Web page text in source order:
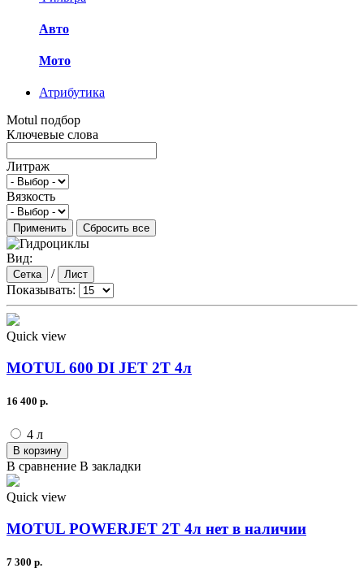
Авто
Мото
Атрибутика
Motul подбор
Ключевые слова
Литраж
Вязкость
Вид:
Сетка / Лист
Показывать:
Quick view
MOTUL 600 DI JET 2T 4л
16 400 р.
4 л
В корзину
В сравнение В закладки
Quick view
MOTUL POWERJET 2T 4л нет в наличии
7 300 р.